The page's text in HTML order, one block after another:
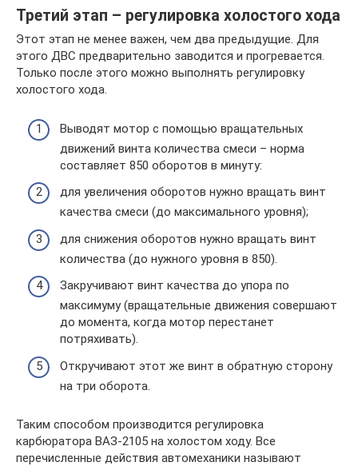
Третий этап – регулировка холостого хода
Этот этап не менее важен, чем два предыдущие. Для
этого ДВС предварительно заводится и прогревается.
Только после этого можно выполнять регулировку
холостого хода.
Выводят мотор с помощью вращательных
движений винта количества смеси – норма
составляет 850 оборотов в минуту:
для увеличения оборотов нужно вращать винт
качества смеси (до максимального уровня);
для снижения оборотов нужно вращать винт
количества (до нужного уровня в 850).
Закручивают винт качества до упора по
максимуму (вращательные движения совершают
до момента, когда мотор перестанет
потряхивать).
Откручивают этот же винт в обратную сторону
на три оборота.
Таким способом производится регулировка
карбюратора ВАЗ-2105 на холостом ходу. Все
перечисленные действия автомеханики называют